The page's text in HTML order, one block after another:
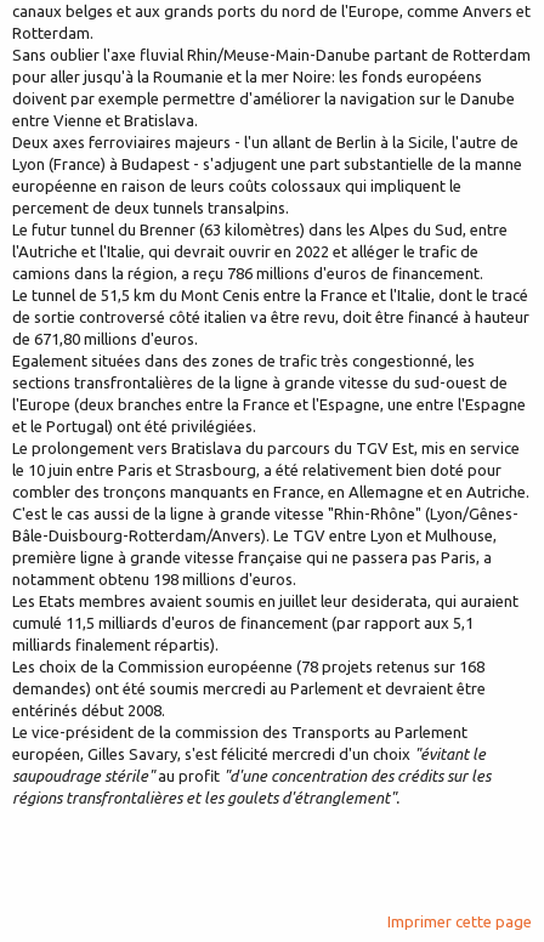
canaux belges et aux grands ports du nord de l'Europe, comme Anvers et
Rotterdam.
Sans oublier l'axe fluvial Rhin/Meuse-Main-Danube partant de Rotterdam
pour aller jusqu'à la Roumanie et la mer Noire: les fonds européens
doivent par exemple permettre d'améliorer la navigation sur le Danube
entre Vienne et Bratislava.
Deux axes ferroviaires majeurs - l'un allant de Berlin à la Sicile, l'autre de
Lyon (France) à Budapest - s'adjugent une part substantielle de la manne
européenne en raison de leurs coûts colossaux qui impliquent le
percement de deux tunnels transalpins.
Le futur tunnel du Brenner (63 kilomètres) dans les Alpes du Sud, entre
l'Autriche et l'Italie, qui devrait ouvrir en 2022 et alléger le trafic de
camions dans la région, a reçu 786 millions d'euros de financement.
Le tunnel de 51,5 km du Mont Cenis entre la France et l'Italie, dont le tracé
de sortie controversé côté italien va être revu, doit être financé à hauteur
de 671,80 millions d'euros.
Egalement situées dans des zones de trafic très congestionné, les
sections transfrontalières de la ligne à grande vitesse du sud-ouest de
l'Europe (deux branches entre la France et l'Espagne, une entre l'Espagne
et le Portugal) ont été privilégiées.
Le prolongement vers Bratislava du parcours du TGV Est, mis en service
le 10 juin entre Paris et Strasbourg, a été relativement bien doté pour
combler des tronçons manquants en France, en Allemagne et en Autriche.
C'est le cas aussi de la ligne à grande vitesse "Rhin-Rhône" (Lyon/Gênes-
Bâle-Duisbourg-Rotterdam/Anvers). Le TGV entre Lyon et Mulhouse,
première ligne à grande vitesse française qui ne passera pas Paris, a
notamment obtenu 198 millions d'euros.
Les Etats membres avaient soumis en juillet leur desiderata, qui auraient
cumulé 11,5 milliards d'euros de financement (par rapport aux 5,1
milliards finalement répartis).
Les choix de la Commission européenne (78 projets retenus sur 168
demandes) ont été soumis mercredi au Parlement et devraient être
entérinés début 2008.
Le vice-président de la commission des Transports au Parlement
européen, Gilles Savary, s'est félicité mercredi d'un choix "évitant le
saupoudrage stérile"au profit "d'une concentration des crédits sur les
régions transfrontalières et les goulets d'étranglement".
Imprimer cette page